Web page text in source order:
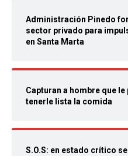
Administración Pinedo
sector privado para
en Santa Marta
Capturan a hombre que
tenerle lista la comida
S.O.S: en estado crítico